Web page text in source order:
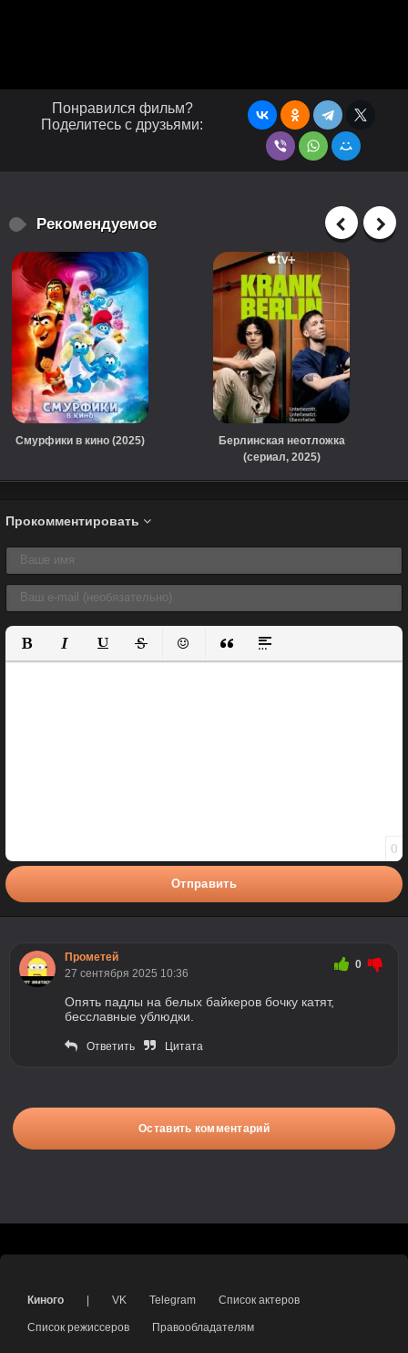
Понравился фильм?
Поделитесь с друзьями:
Рекомендуемое
Смурфики в кино (2025)
Берлинская неотложка
(сериал, 2025)
Прокомментировать
Полужирный
КурсивПодчеркнутый
ЗачеркнутыйВставить смайлик
Вставка цитаты
Вставка спойлера
0
Отправить
Прометей
27 сентября 2025 10:36
0
Опять падлы на белых байкеров бочку катят,
бесславные ублюдки.
Ответить Цитата
Оставить комментарий
Киного | VK Telegram Список актеров
Список режиссеров Правообладателям